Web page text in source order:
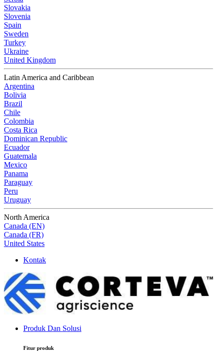
Slovakia
Slovenia
Spain
Sweden
Turkey
Ukraine
United Kingdom
Latin America and Caribbean
Argentina
Bolivia
Brazil
Chile
Colombia
Costa Rica
Dominican Republic
Ecuador
Guatemala
Mexico
Panama
Paraguay
Peru
Uruguay
North America
Canada (EN)
Canada (FR)
United States
Kontak
Produk Dan Solusi
Fitur produk